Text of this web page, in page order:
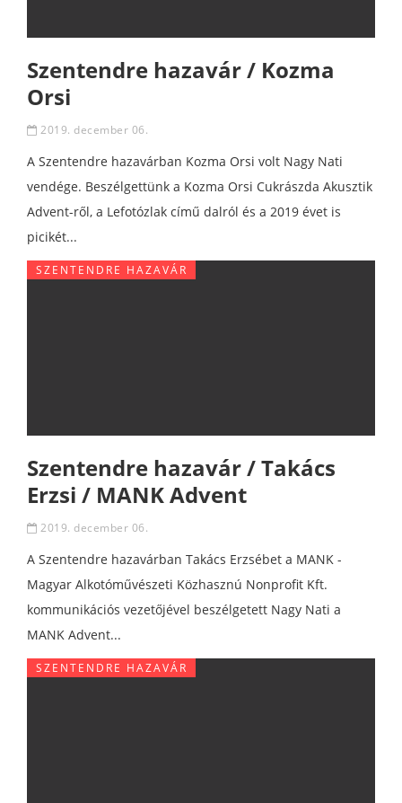
Szentendre hazavár / Kozma
Orsi
2019. december 06.
A Szentendre hazavárban Kozma Orsi volt Nagy Nati
vendége. Beszélgettünk a Kozma Orsi Cukrászda Akusztik
Advent-ről, a Lefotózlak című dalról és a 2019 évet is
picikét...
SZENTENDRE HAZAVÁR
Szentendre hazavár / Takács
Erzsi / MANK Advent
2019. december 06.
A Szentendre hazavárban Takács Erzsébet a MANK -
Magyar Alkotóművészeti Közhasznú Nonprofit Kft.
kommunikációs vezetőjével beszélgetett Nagy Nati a
MANK Advent...
SZENTENDRE HAZAVÁR